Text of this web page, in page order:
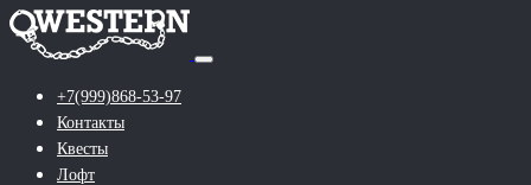
+7(999)868-53-97
Контакты
Квесты
Лофт